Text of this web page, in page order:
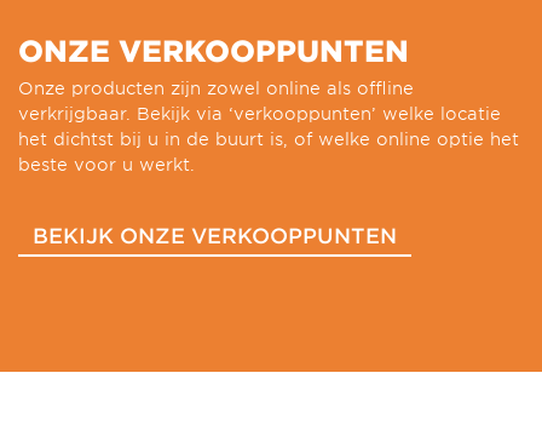
ONZE VERKOOPPUNTEN
Onze producten zijn zowel online als offline
verkrijgbaar. Bekijk via ‘verkooppunten’ welke locatie
het dichtst bij u in de buurt is, of welke online optie het
beste voor u werkt.
BEKIJK ONZE VERKOOPPUNTEN